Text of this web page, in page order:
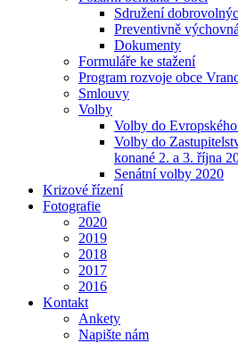
Sdružení
Preventivně
Dokumenty
Formuláře ke stažení
Program rozvoje obce
Smlouvy
Volby
Volby do
Volby do
konané 2. a 3. října
Senátní volby 2020
Krizové řízení
Fotografie
2020
2019
2018
2017
2016
Kontakt
Ankety
Napište nám